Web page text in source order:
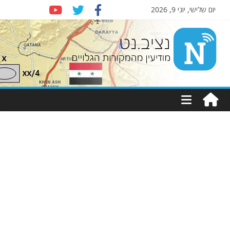
יום שלישי, יוני 9, 2026
Nziv.net
מודיעין
מהמקורות